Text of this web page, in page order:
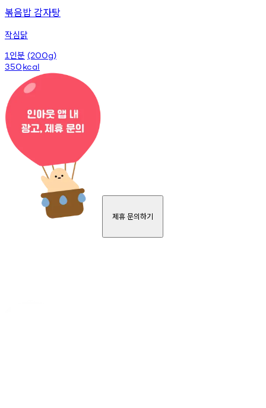
볶음밥 감자탕
작심닭
1 인분 (200g)
350kcal
제휴 문의하기